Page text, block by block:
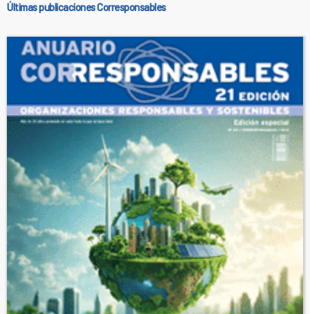
Últimas publicaciones Corresponsables